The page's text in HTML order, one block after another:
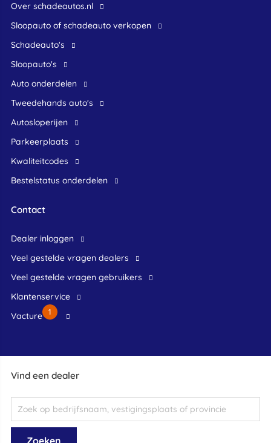
Vind een dealer
Over schadeautos.nl
Sloopauto of schadeauto verkopen
Schadeauto's
Sloopauto's
Auto onderdelen
Tweedehands auto's
Autosloperijen
Parkeerplaats
Kwaliteitcodes
Bestelstatus onderdelen
Contact
dealer inloggen
veel gestelde vragen dealers
veel gestelde vragen gebruikers
klantenservice
Vacture
1